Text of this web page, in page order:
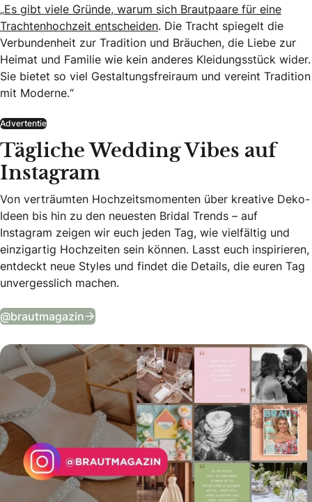
„Es gibt viele Gründe, warum sich Brautpaare für eine
Trachtenhochzeit entscheiden. Die Tracht spiegelt die
Verbundenheit zur Tradition und Bräuchen, die Liebe zur
Heimat und Familie wie kein anderes Kleidungsstück wider.
Sie bietet so viel Gestaltungsfreiraum und vereint Tradition
mit Moderne.“
Advertentie
Tägliche Wedding Vibes auf
Instagram
Von verträumten Hochzeitsmomenten über kreative Deko-
Ideen bis hin zu den neuesten Bridal Trends – auf
Instagram zeigen wir euch jeden Tag, wie vielfältig und
einzigartig Hochzeiten sein können. Lasst euch inspirieren,
entdeckt neue Styles und findet die Details, die euren Tag
unvergesslich machen.
@brautmagazin Tägliche Wedding Vibes auf Instagram